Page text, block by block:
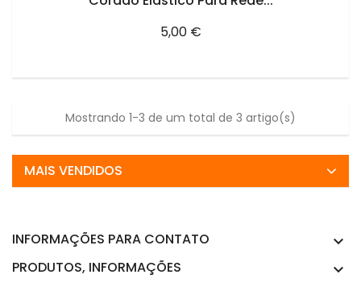
Preço
5,00 €
Mostrando 1-3 de um total de 3 artigo(s)
MAIS VENDIDOS
INFORMAÇÕES PARA CONTATO 
PRODUTOS, INFORMAÇÕES 